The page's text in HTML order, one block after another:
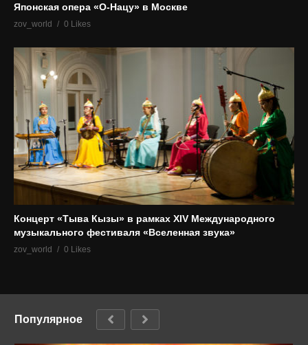
Японская опера «О-Нацу» в Москве
zov_world 0 Likes
Концерт «Тыва Кызы» в рамках XIV Международного
музыкального фестиваля «Вселенная звука»
zov_world 0 Likes
Популярное